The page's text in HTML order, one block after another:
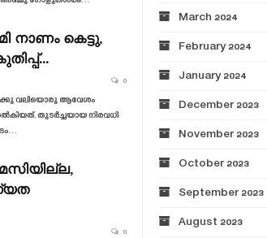
നാണം കെട്ടു,
0
വലിയൊരു ആവേശം
തുടർച്ചയായ നിരവധി
0
March 2024
February 2024
January 2024
December 2023
November 2023
October 2023
September 2023
August 2023